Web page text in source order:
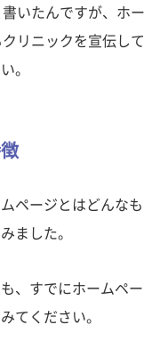
いたんですが、ホー
リニックを宣伝して
。
ページとはどんなも
ました。
、すでにホームペー
てください。